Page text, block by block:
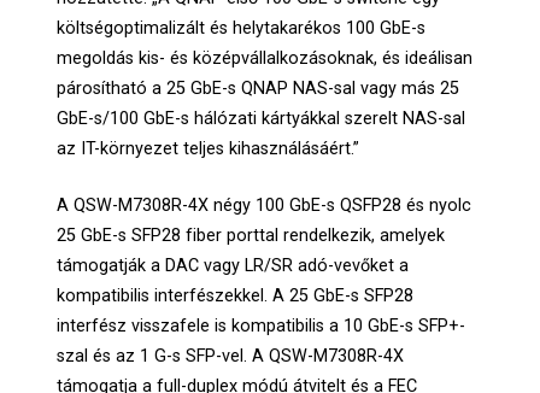
költségoptimalizált és helytakarékos 100 GbE-s
megoldás kis- és középvállalkozásoknak, és ideálisan
párosítható a 25 GbE-s QNAP NAS-sal vagy más 25
GbE-s/100 GbE-s hálózati kártyákkal szerelt NAS-sal
az IT-környezet teljes kihasználásáért.”
A QSW-M7308R-4X négy 100 GbE-s QSFP28 és nyolc
25 GbE-s SFP28 fiber porttal rendelkezik, amelyek
támogatják a DAC vagy LR/SR adó-vevőket a
kompatibilis interfészekkel. A 25 GbE-s SFP28
interfész visszafele is kompatibilis a 10 GbE-s SFP+-
szal és az 1 G-s SFP-vel. A QSW-M7308R-4X
támogatja a full-duplex módú átvitelt és a FEC